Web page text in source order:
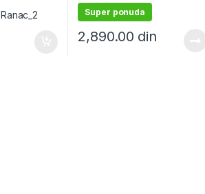
Super ponuda
2,890.00 din